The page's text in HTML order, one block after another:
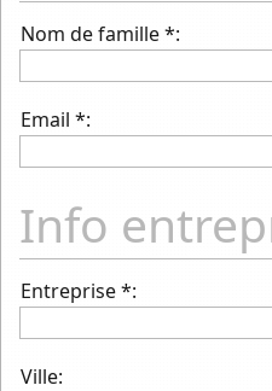
Nom de famille *:
Email *:
Info
Entreprise *:
Ville: